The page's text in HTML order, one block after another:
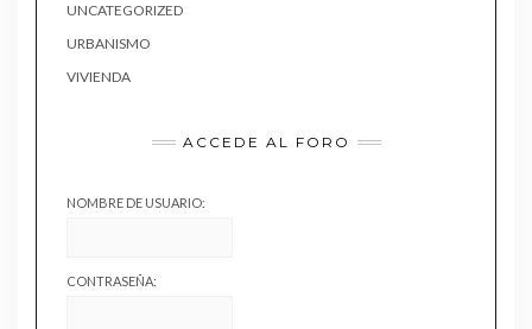
UNCATEGORIZED
URBANISMO
VIVIENDA
ACCEDE AL FORO
NOMBRE DE USUARIO:
CONTRASEÑA: